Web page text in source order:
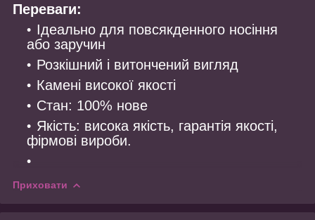
Переваги:
Ідеально для повсякденного носіння
або заручин
Розкішний і витончений вигляд
Камені високої якості
Стан: 100% нове
Якість: висока якість, гарантія якості,
фірмові вироби.
Приховати